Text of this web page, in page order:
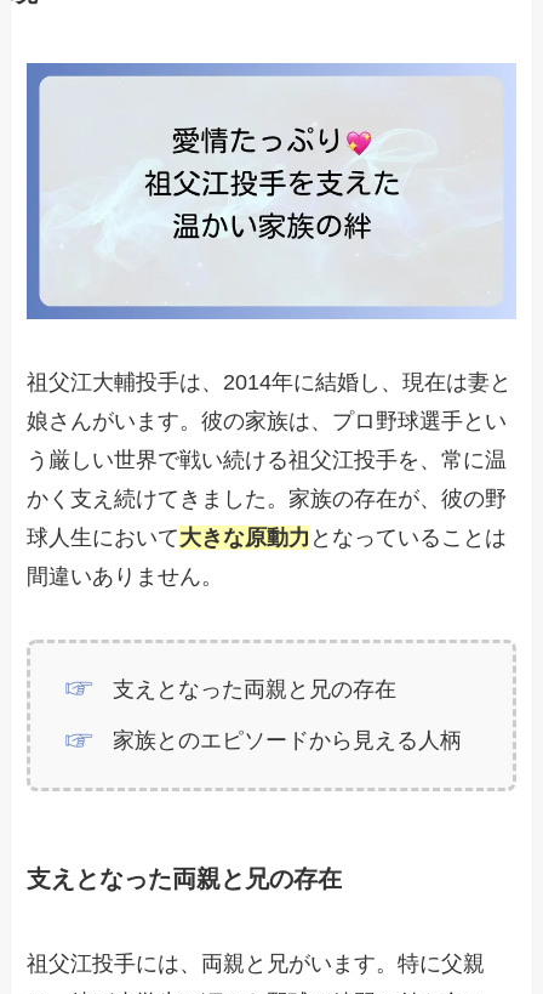
祖父江大輔投手は、2014年に結婚し、現在は妻と
娘さんがいます。彼の家族は、プロ野球選手とい
う厳しい世界で戦い続ける祖父江投手を、常に温
かく支え続けてきました。家族の存在が、彼の野
球人生において大きな原動力 となっていることは
間違いありません。
支えとなった両親と兄の存在
家族とのエピソードから見える人柄
支えとなった両親と兄の存在
祖父江投手には、両親と兄がいます。特に父親